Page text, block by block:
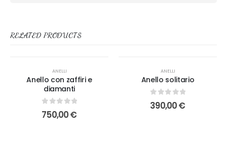
RELATED PRODUCTS
ANELLI
Anello con zaffiri e
diamanti
0out of 5
750,00€
ANELLI
Anello solitario
0 out of 5
390,00€